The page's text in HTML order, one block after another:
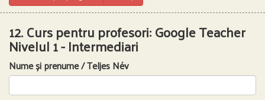
12. Curs pentru profesori: Google Teacher
Nivelul 1 - Intermediari
Nume și prenume / Teljes Név